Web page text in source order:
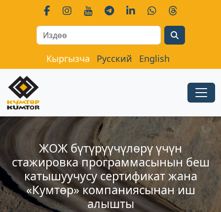
Кыргызча Русский English
ЖОЖ бүтүрүүчүлɵрү үчүн
стажировка программасынын беш
катышуучусу сертификат жана
«Кумтɵр» компаниясынан иш
алышты